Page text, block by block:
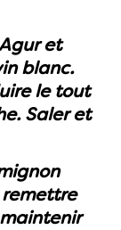
et
blanc.
le tout
Saler et